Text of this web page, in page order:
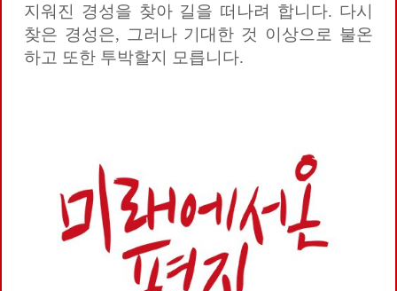
지워진 경성을 찾아 길을 떠나려 합니다. 다시
찾은 경성은, 그러나 기대한 것 이상으로 불온
하고 또한 투박할지 모릅니다.